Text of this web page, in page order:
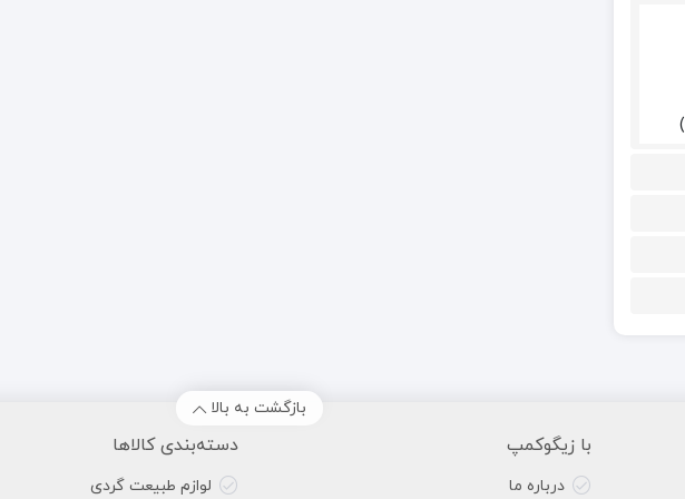
بازگشت به بالا
با زیگوکمپ
درباره ما
دسته‌بندی کالاها
لوازم طبیعت گردی